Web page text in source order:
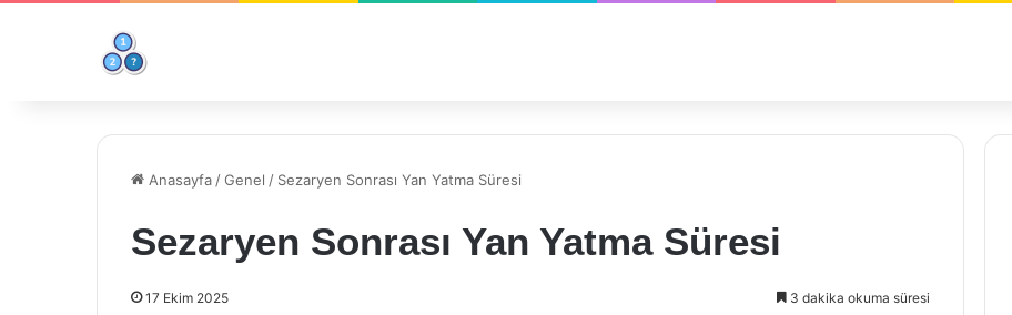
Anasayfa /Genel / Sezaryen Sonrası Yan Yatma Süresi
Sezaryen Sonrası Yan Yatma Süresi
17 Ekim 2025 3 dakika okuma süresi